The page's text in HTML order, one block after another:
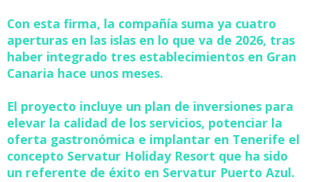
Con esta firma, la compañía suma ya cuatro
aperturas en las islas en lo que va de 2026, tras
haber integrado tres establecimientos en Gran
Canaria hace unos meses.
El proyecto incluye un plan de inversiones para
elevar la calidad de los servicios, potenciar la
oferta gastronómica e implantar en Tenerife el
concepto Servatur Holiday Resort que ha sido
un referente de éxito en Servatur Puerto Azul.